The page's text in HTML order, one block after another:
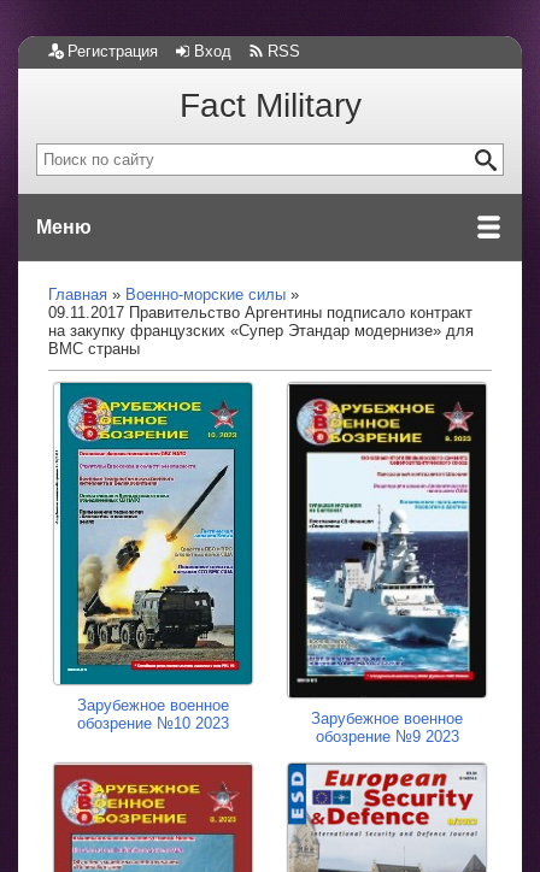
Регистрация Вход RSS
Fact Military
Меню
Главная
Военно-морские силы
09.11.2017 Правительство Аргентины подписало контракт
на закупку французских «Супер Этандар модернизе» для
ВМС страны
Зарубежное военное
обозрение №10 2023
Зарубежное военное
обозрение №9 2023